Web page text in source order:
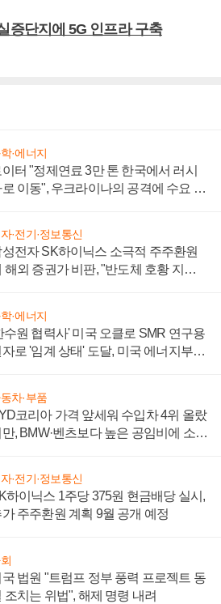
증단지에 5G 인프라 구축
·에너지
이터 "정제연료 3만 톤 한국에서 러시
이동", 우크라이나의 공격에 수요 늘
·전기·정보통신
성전자 SK하이닉스 소극적 주주환원
해외 증권가 비판, "반도체 호황 지속
·에너지
수원 협력사' 미국 오클로 SMR 연구용
로 '임계 상태' 도달, 미국 에너지부
차·부품
코리아 가격 앞세워 수입차 4위 올랐
, BMW·벤츠보다 높은 공임비에 소비
·전기·정보통신
하이닉스 1주당 375원 현금배당 실시,
주주환원 계획 9월 공개 예정
국 법원 "트럼프 정부 풍력 프로젝트 동
조치는 위법", 해제 명령 내려